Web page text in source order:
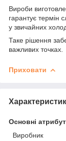
Вироби
гарантує термін
у звичайних
Таке рішення
важливих точках.
Приховати
Основні
Виробник